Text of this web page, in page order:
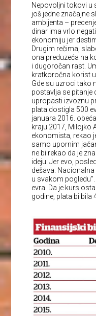
Nepovoljni tokovi u
još jedne značajne
ambijenta –
dinar ima vrlo
ekonomiju jer
Drugim rečima,
ona preduzeća na
i dugoročan rast.
kratkoročna korist
Gde su uzroci tako
postavlja se pitanje
upropasti izvoznu
plata dostigla 500
januara 2016.
kraju 2017, Milojko
ekonomista, rekao
samo upornim
ne bi rekao da je
ideju. Jer evo,
dešava.
u svakom
evra. Da je kurs
godine, plata bi bila